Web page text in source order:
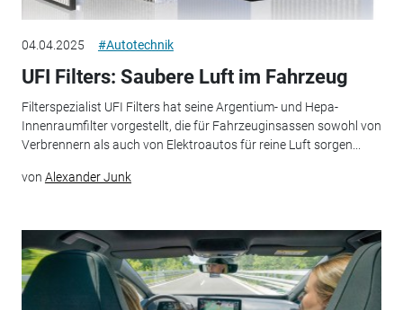
04.04.2025 #Autotechnik
UFI Filters: Saubere Luft im Fahrzeug
Filterspezialist UFI Filters hat seine Argentium- und Hepa-
Innenraumfilter vorgestellt, die für Fahrzeuginsassen sowohl von
Verbrennern als auch von Elektroautos für reine Luft sorgen...
von Alexander Junk